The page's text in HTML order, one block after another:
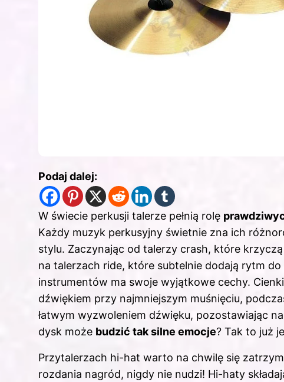
Podaj dalej:
W świecie perkusji talerze pełnią rolę
Każdy muzyk perkusyjny świetnie zna ich
stylu. Zaczynając od talerzy crash, które
na talerzach ride, które subtelnie dodają rytm
instrumentów ma swoje wyjątkowe cechy.
dźwiękiem przy najmniejszym muśnięciu,
łatwym wyzwoleniem dźwięku, pozostawiając
dysk może budzić tak silne emocje? Tak to już
Przytalerzach hi-hat warto na chwilę się
rozdania nagród, nigdy nie nudzi! Hi-haty